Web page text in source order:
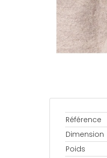
Référence
Dimension
Poids